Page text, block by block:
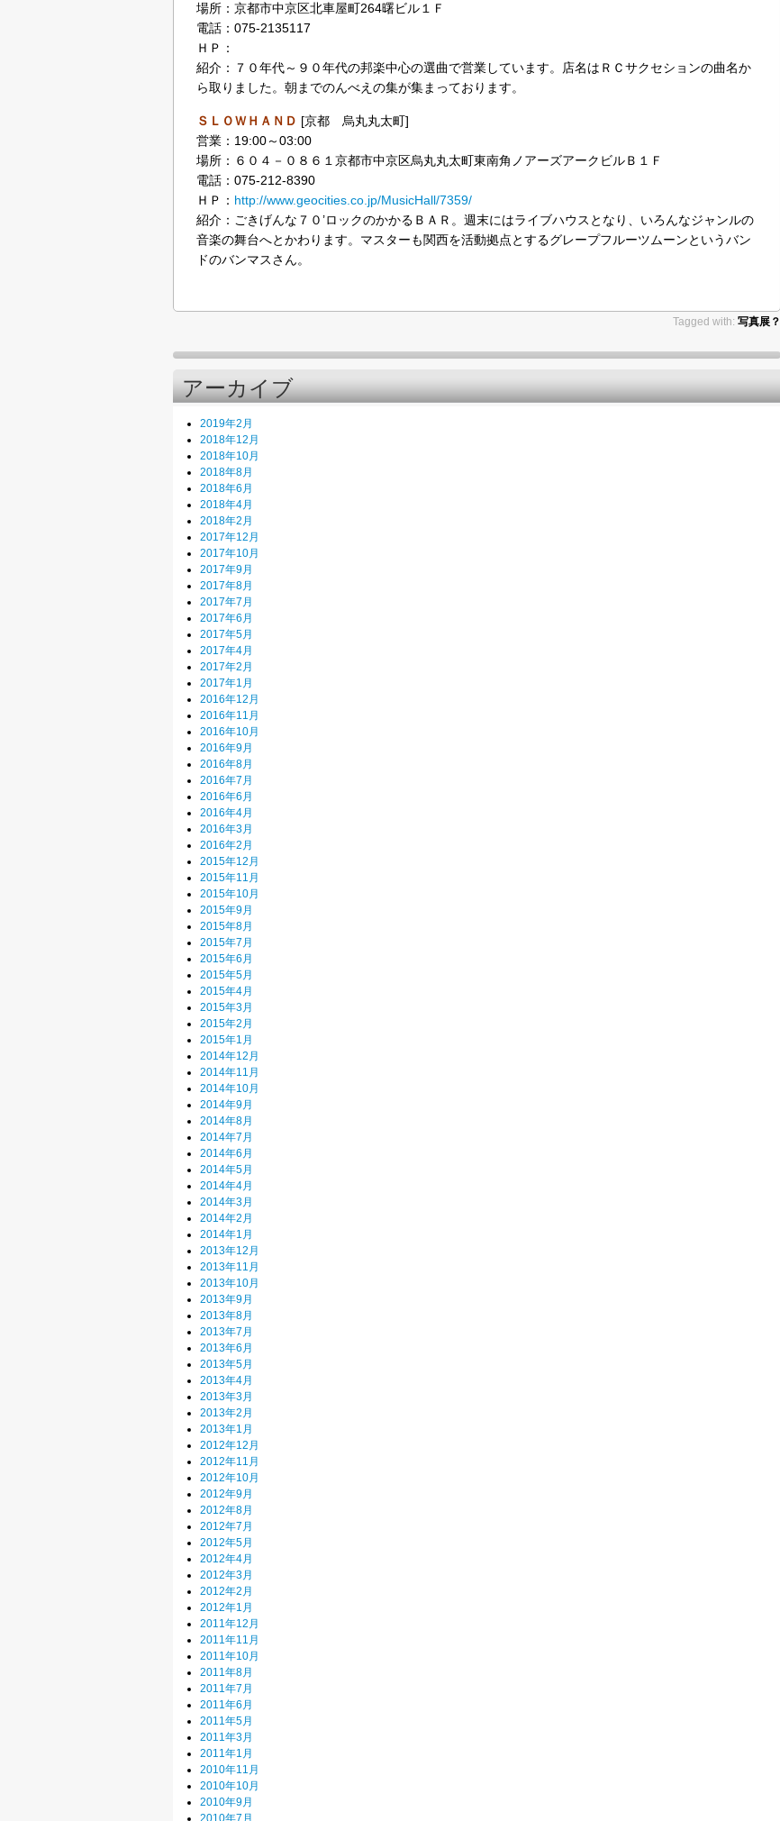
場所：京都市中京区北車屋町264曙ビル１Ｆ
電話：075-2135117
ＨＰ：
紹介：７０年代～９０年代の邦楽中心の選曲で営業しています。店名はＲＣサクセションの曲名か
ら取りました。朝までのんべえの集が集まっております。
ＳＬＯＷＨＡＮＤ [京都 烏丸丸太町]
営業：19:00～03:00
場所：６０４－０８６１京都市中京区烏丸丸太町東南角ノアーズアークビルＢ１Ｆ
電話：075-212-8390
ＨＰ： http://www.geocities.co.jp/MusicHall/7359/
紹介：ごきげんな７０’ロックのかかるＢＡＲ。週末にはライブハウスとなり、いろんなジャンルの
音楽の舞台へとかわります。マスターも関西を活動拠点とするグレープフルーツムーンというバン
ドのバンマスさん。
Tagged with: 写真展？
アーカイブ
2019年2月
2018年12月
2018年10月
2018年8月
2018年6月
2018年4月
2018年2月
2017年12月
2017年10月
2017年9月
2017年8月
2017年7月
2017年6月
2017年5月
2017年4月
2017年2月
2017年1月
2016年12月
2016年11月
2016年10月
2016年9月
2016年8月
2016年7月
2016年6月
2016年4月
2016年3月
2016年2月
2015年12月
2015年11月
2015年10月
2015年9月
2015年8月
2015年7月
2015年6月
2015年5月
2015年4月
2015年3月
2015年2月
2015年1月
2014年12月
2014年11月
2014年10月
2014年9月
2014年8月
2014年7月
2014年6月
2014年5月
2014年4月
2014年3月
2014年2月
2014年1月
2013年12月
2013年11月
2013年10月
2013年9月
2013年8月
2013年7月
2013年6月
2013年5月
2013年4月
2013年3月
2013年2月
2013年1月
2012年12月
2012年11月
2012年10月
2012年9月
2012年8月
2012年7月
2012年5月
2012年4月
2012年3月
2012年2月
2012年1月
2011年12月
2011年11月
2011年10月
2011年8月
2011年7月
2011年6月
2011年5月
2011年3月
2011年1月
2010年11月
2010年10月
2010年9月
2010年7月